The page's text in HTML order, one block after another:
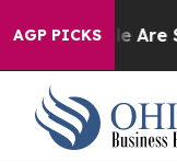
AGP PICKS
“People Are